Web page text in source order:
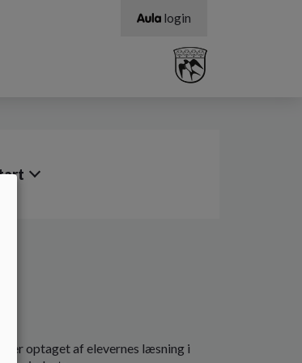
login
er optaget af elevernes læsning i